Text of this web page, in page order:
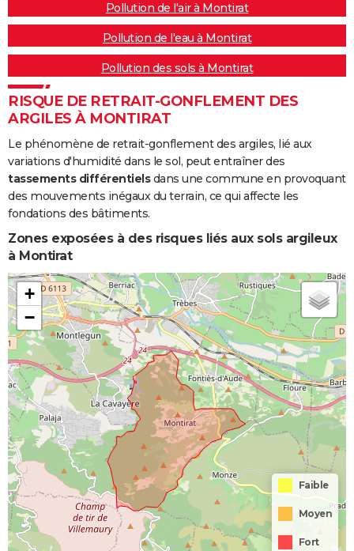
Pollution de l'air à Montirat
Pollution de l'eau à Montirat
Pollution des sols à Montirat
RISQUE DE RETRAIT-GONFLEMENT DES
ARGILES À MONTIRAT
Le phénomène de retrait-gonflement des argiles, lié aux
variations d'humidité dans le sol, peut entraîner des
tassements différentielsdans une commune en provoquant
des mouvements inégaux du terrain, ce qui affecte les
fondations des bâtiments.
Zones exposées à des risques liés aux sols argileux
à Montirat
+
−
Faible
Moyen
Fort